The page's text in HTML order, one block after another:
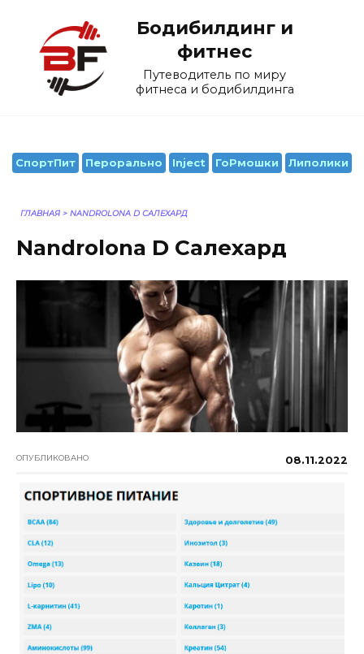
содержанию
Бодибилдинг и
фитнес
Путеводитель по миру
фитнеса и бодибилдинга
СпортПит Перорально Inject ГоРмошки Липолики
ГЛАВНАЯ > NANDROLONA D САЛЕХАРД
Nandrolona D Салехард
ОПУБЛИКОВАНО 08.11.2022